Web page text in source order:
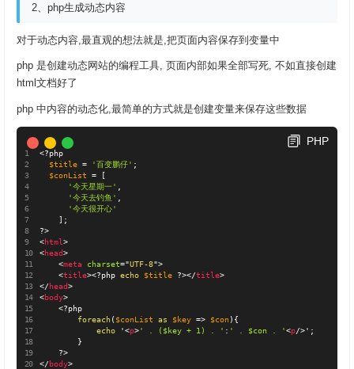
2、php生成动态内容
对于动态内容,最直观的想法就是,把页面内容保存到变量中
php 是创建动态网站的编程工具, 页面内部如果全部写死, 不如直接创建
html文档好了
php 中内容的动态化,最简单的方式就是创建变量来保存这些数据
PHP
<?php
$title = '百变鹏仔' ;
$conList
=
[
'今天星期一'
'今天去钓鱼'
'今天很开心'
] ;
?>
<html>
<head>
<meta charset="UTF-8">
<title><?php echo $title ?></title>
</head>
<body>
<?php
foreach( $conList as $key => $con) {
echo '<p>' . ($key + 1) . ' : ' . $con . '<p/>' ;
}
?>
</body>